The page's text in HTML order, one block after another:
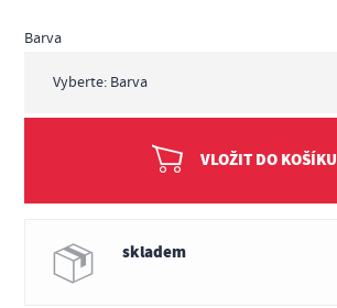
Barva
VLOŽIT DO KOŠÍKU
skladem